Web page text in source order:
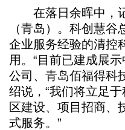
在落日余晖中，记
（青岛）。科创慧
企业服务经验的清控
用。“目前已建成展
公司、青岛佰福得科
绍说，“我们将立足
区建设、项目招商、
式服务。”